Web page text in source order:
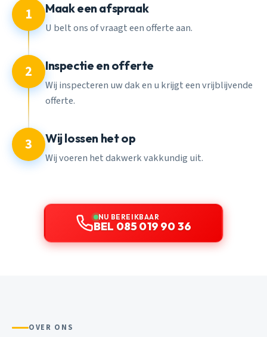
1 Maak een afspraak
U belt ons of vraagt een offerte aan.
2 Inspectie en offerte
Wij inspecteren uw dak en u krijgt een vrijblijvende
offerte.
3 Wij lossen het op
Wij voeren het dakwerk vakkundig uit.
NU BEREIKBAAR
BEL 085 019 90 36
OVER ONS